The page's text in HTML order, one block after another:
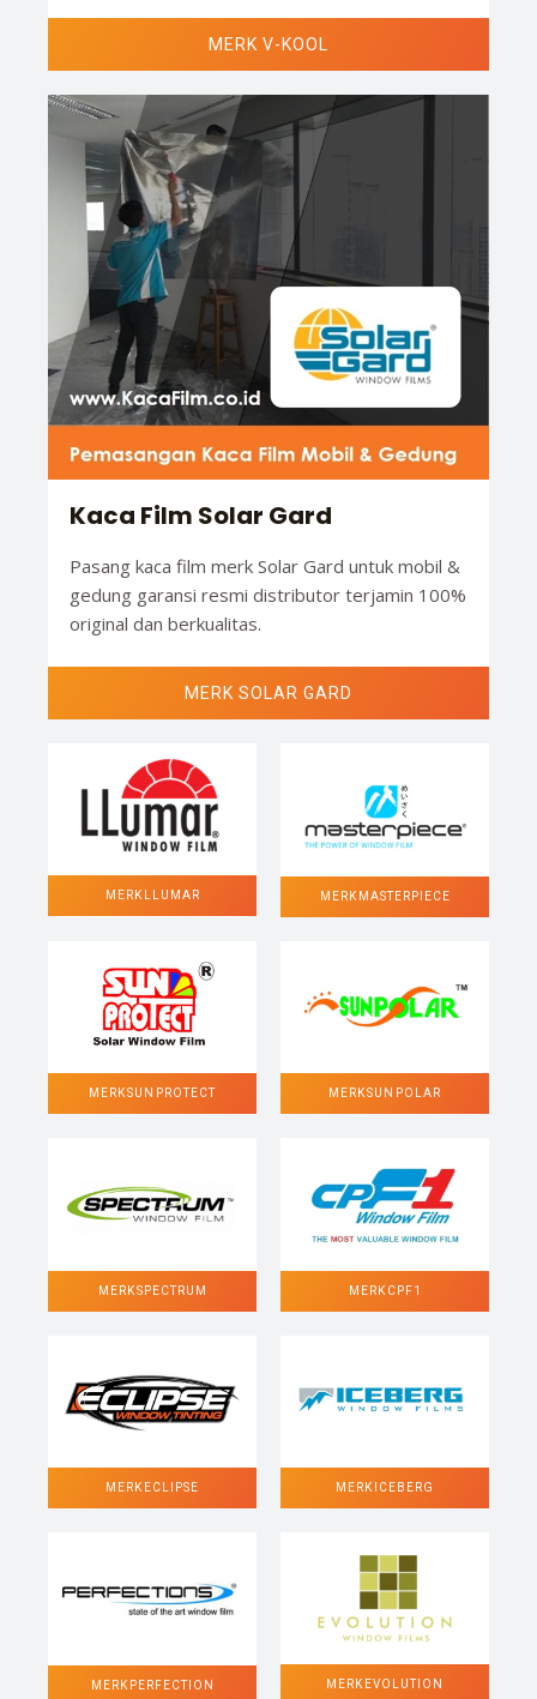
MERK V-KOOL
Kaca Film Solar Gard
Pasang kaca film merk Solar Gard untuk mobil &
gedung garansi resmi distributor terjamin 100%
original dan berkualitas.
MERK SOLAR GARD
MERK LLUMAR MERK MASTERPIECE
MERK SUN PROTECT MERK SUN POLAR
MERK SPECTRUM MERK CPF1
MERK ECLIPSE MERK ICEBERG
MERK PERFECTION MERK EVOLUTION